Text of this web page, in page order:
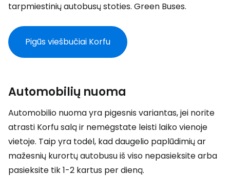
tarpmiestinių autobusų stoties. Green Buses.
Pigūs viešbučiai Korfu
Automobilių nuoma
Automobilio nuoma yra pigesnis variantas, jei norite
atrasti Korfu salą ir nemėgstate leisti laiko vienoje
vietoje. Taip yra todėl, kad daugelio paplūdimių ar
mažesnių kurortų autobusu iš viso nepasieksite arba
pasieksite tik 1-2 kartus per dieną.